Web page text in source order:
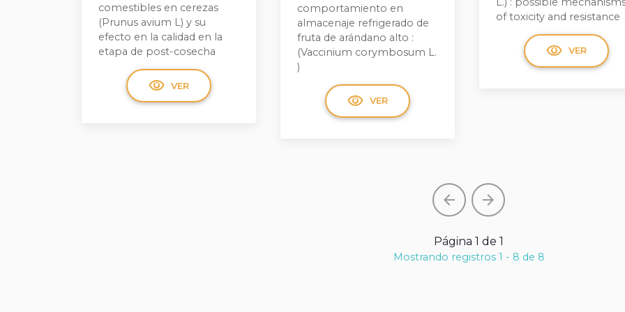
comestibles en cerezas
(Prunus avium L) y su
efecto en la calidad en la
etapa de post-cosecha
visibility VER
comportamiento en
almacenaje refrigerado de
fruta de arándano alto :
(Vaccinium corymbosum L.
)
visibility VER
of toxicity and resistance
visibility VER
arrow_back arrow_forward
Página 1 de 1
Mostrando registros 1 - 8 de 8